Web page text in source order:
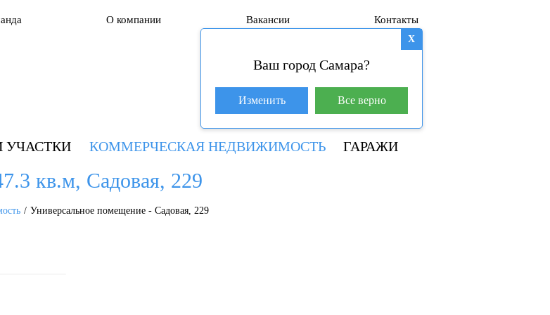
О компании Вакансии Контакты
База покупателей (599)
8 800 250-04-53
УЧАСТКИ КОММЕРЧЕСКАЯ НЕДВИЖИМОСТЬ ГАРАЖИ
X
Ваш город Самара?
Изменить Все верно
кв.м, Садовая, 229
Универсальное помещение - Садовая, 229